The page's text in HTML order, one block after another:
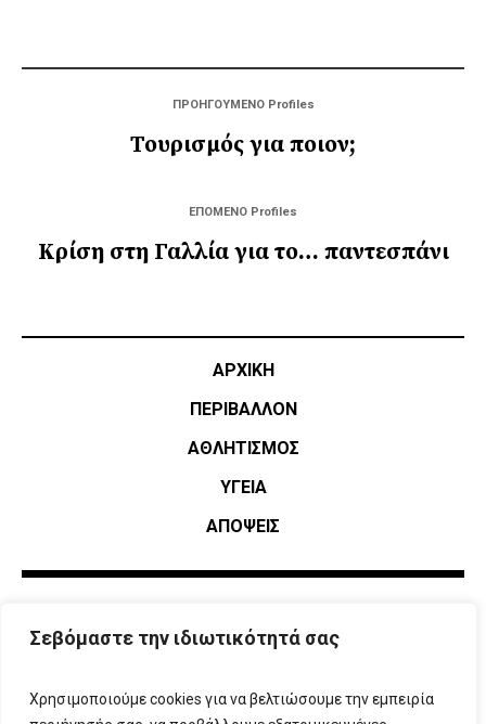
Σεβόμαστε την ιδιωτικότητά σας
Χρησιμοποιούμε cookies για να βελτιώσουμε την εμπειρία
ΠΡΟΗΓΟΥΜΕΝΟ Profiles
Τουρισμός για ποιον;
ΕΠΟΜΕΝΟ Profiles
Κρίση στη Γαλλία για το… παντεσπάνι
ΑΡΧΙΚΗ
ΠΕΡΙΒΑΛΛΟΝ
ΑΘΛΗΤΙΣΜΌΣ
ΥΓΕΙΑ
ΑΠΟΨΕΙΣ